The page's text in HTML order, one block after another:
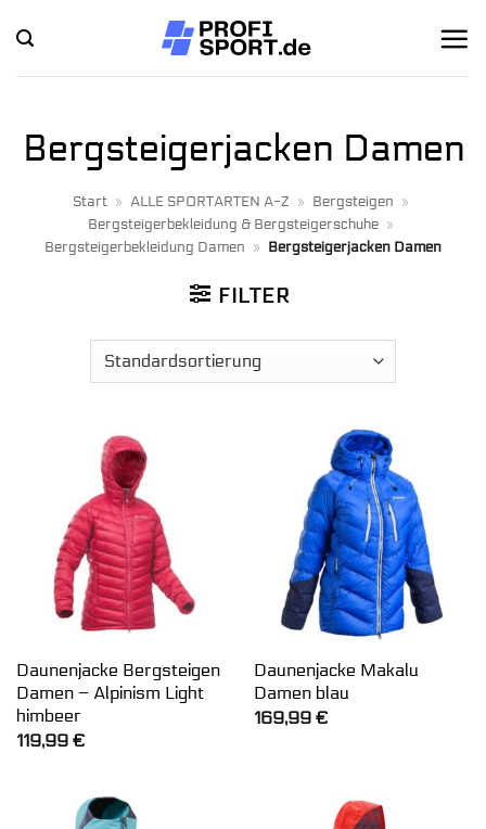
Inhalt
springen
Bergsteigerjacken Damen
Start » ALLE SPORTARTEN A-Z » Bergsteigen »
Bergsteigerbekleidung & Bergsteigerschuhe »
Bergsteigerbekleidung Damen » Bergsteigerjacken Damen
FILTER
Daunenjacke Bergsteigen
Damen – Alpinism Light
himbeer
119,99 €
Daunenjacke Makalu
Damen blau
169,99 €